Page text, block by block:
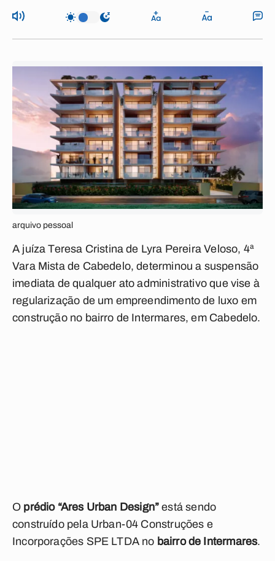
arquivo pessoal
A juíza Teresa Cristina de Lyra Pereira Veloso, 4ª
Vara Mista de Cabedelo, determinou a suspensão
imediata de qualquer ato administrativo que vise à
regularização de um empreendimento de luxo em
construção no bairro de Intermares, em Cabedelo.
O prédio “Ares Urban Design”está sendo
construído pela Urban-04 Construções e
Incorporações SPE LTDA no bairro de Intermares.